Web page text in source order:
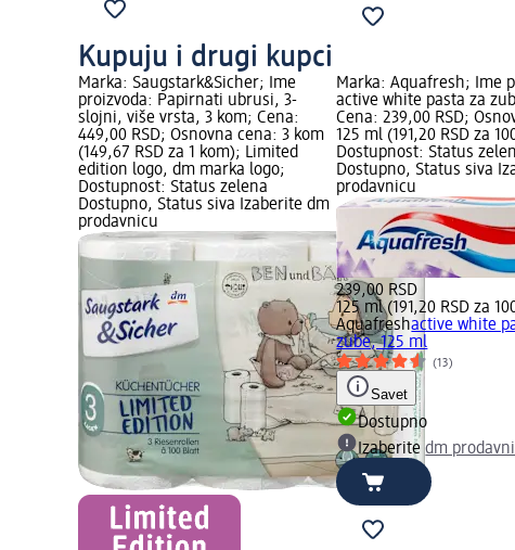
Kupuju i drugi kupci
Marka: Saugstark&Sicher; Ime
proizvoda: Papirnati ubrusi, 3-
slojni, više vrsta, 3 kom; Cena:
449,00 RSD; Osnovna cena: 3 kom
(149,67 RSD za 1 kom); Limited
edition logo, dm marka logo;
Dostupnost: Status zelena
Dostupno, Status siva Izaberite dm
prodavnicu
Marka: Aquafresh; Ime
active white pasta za
Cena: 239,00 RSD;
125 ml (191,20 RSD za
Dostupnost: Status
Dostupno, Status siva
prodavnicu
239,00 RSD
125 ml (191,20 RSD za
Aquafreshactive white
zube, 125 ml
(13)
Savet
Dostupno
Izaberitedm